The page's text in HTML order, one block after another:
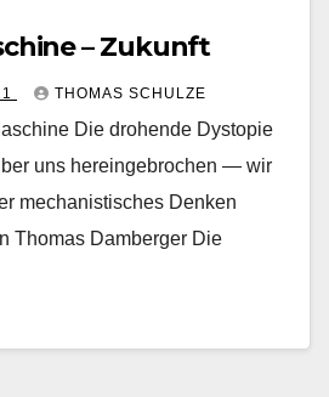
– Zukunft
THOMAS SCHULZE
Die drohende Dystopie
uns hereingebrochen — wir
mechanistisches Denken
Thomas Damberger Die